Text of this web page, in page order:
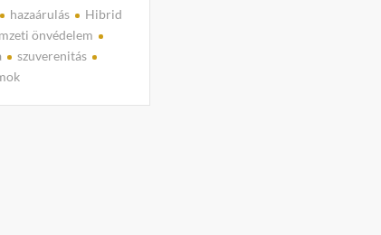
hazaárulás
Hibrid
önvédelem
szuverenitás